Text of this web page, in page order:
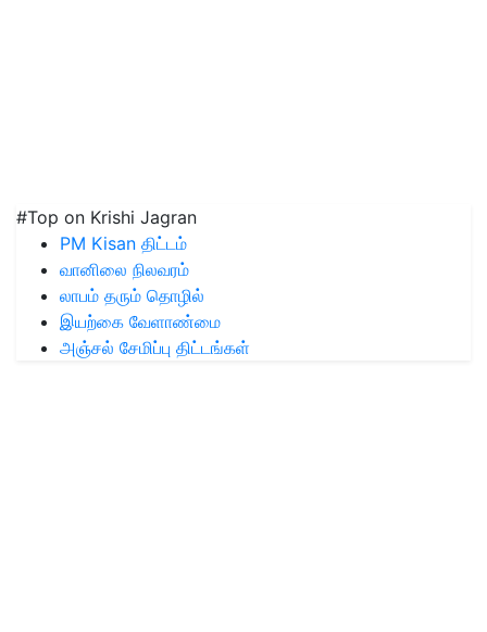
#Top on Krishi Jagran
PM Kisan திட்டம்
வானிலை நிலவரம்
லாபம் தரும் தொழில்
இயற்கை வேளாண்மை
அஞ்சல் சேமிப்பு திட்டங்கள்